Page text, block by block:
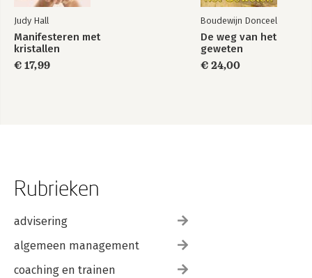
Judy Hall
Manifesteren met
kristallen
€ 17,99
Boudewijn Donceel
De weg van het
geweten
€ 24,00
Rubrieken
advisering
algemeen management
coaching en trainen